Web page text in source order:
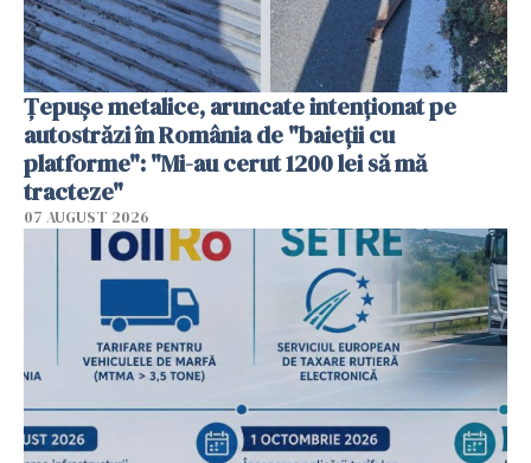
Țepușe metalice, aruncate intenționat pe
autostrăzi în România de "baieții cu
platforme": "Mi-au cerut 1200 lei să mă
tracteze"
07 AUGUST 2026